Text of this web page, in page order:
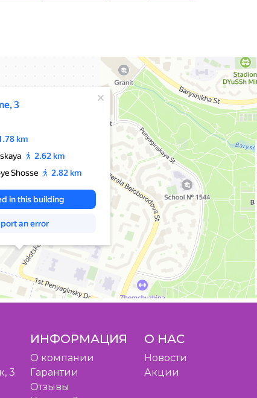
3
ИНФОРМАЦИЯ
O компании
Гарантии
Отзывы
О НАС
Новости
Акции